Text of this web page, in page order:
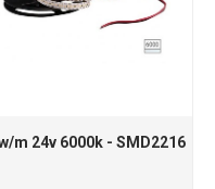
m 24v 6000k - SMD2216